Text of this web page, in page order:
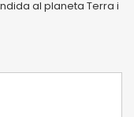
al planeta Terra i